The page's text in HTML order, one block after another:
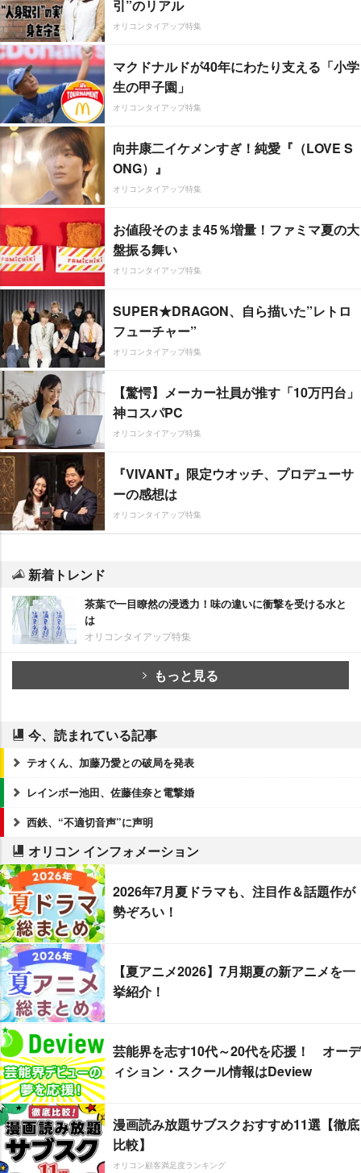
引”のリアル
オリコンタイアップ特集
マクドナルドが40年にわたり支える「小学
生の甲子園」
オリコンタイアップ特集
向井康二イケメンすぎ！純愛『（LOVE S
ONG）』
オリコンタイアップ特集
お値段そのまま45％増量！ファミマ夏の大
盤振る舞い
オリコンタイアップ特集
SUPER★DRAGON、自ら描いた”レトロ
フューチャー”
オリコンタイアップ特集
【驚愕】メーカー社員が推す「10万円台」
神コスパPC
オリコンタイアップ特集
『VIVANT』限定ウオッチ、プロデューサ
ーの感想は
オリコンタイアップ特集
新着トレンド
茶葉で一目瞭然の浸透力！味の違いに衝撃を受ける水と
は
オリコンタイアップ特集
もっと見る
今、読まれている記事
テオくん、加藤乃愛との破局を発表
レインボー池田、佐藤佳奈と電撃婚
西鉄、“不適切音声”に声明
オリコン インフォメーション
2026年7月夏ドラマも、注目作＆話題作が
勢ぞろい！
【夏アニメ2026】7月期夏の新アニメを一
挙紹介！
芸能界を志す10代～20代を応援！ オーデ
ィション・スクール情報はDeview
漫画読み放題サブスクおすすめ11選【徹底
比較】
オリコン顧客満足度ランキング